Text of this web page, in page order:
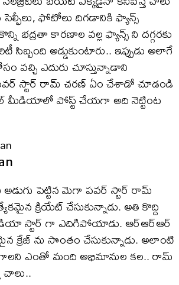
ఫోటోలు దిగడానికి ఫ్యాన్స్
భద్రతా కారణాల వల్ల ఫ్యాన్స్ ని దగ్గరకు
సిబ్బంది అడ్డుకుంటారు.. ఇప్పుడు అలాగే
వచ్చి ఎదురు చూస్తున్నాడాని
స్టార్ రామ్ చరణ్ ఏం చేశాడో చూడండి
మీడియాలో పోస్ట్ చేయగా అది నెట్టింట
పెట్టిన మెగా పవర్ స్టార్ రామ్
క్రియేట్ చేసుకున్నాడు. అతి కొద్ది
స్టార్ గా ఎదిగిపోయాడు. ఆర్ఆర్ఆర్
ను సొంతం చేసుకున్నాడు. అలాంటి
ఎంతో మంది అభిమానుల కల.. రామ్